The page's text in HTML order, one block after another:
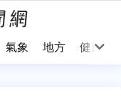
氣象 地方 健康